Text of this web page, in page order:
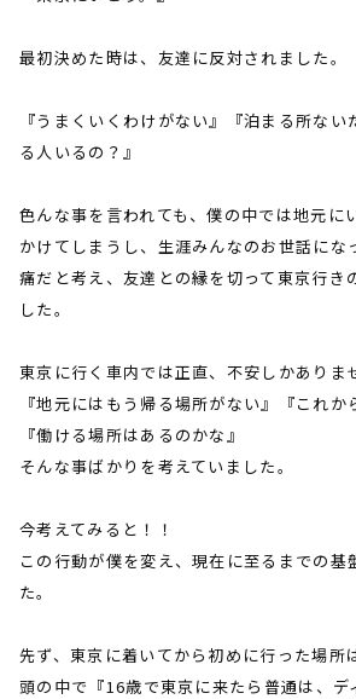
最初決めた時は、友達に反対されました。
『うまくいくわけがない』『泊まる所ない
る人いるの？』
色んな事を言われても、僕の中では地元に
かけてしまうし、生涯みんなのお世話にな
痛だと考え、友達との縁を切って東京行き
した。
東京に行く車内では正直、不安しかありま
『地元にはもう帰る場所がない』『これか
『働ける場所はあるのかな』
そんな事ばかりを考えていました。
今考えてみると！！
この行動が僕を変え、現在に至るまでの基
た。
先ず、東京に着いてから初めに行った場所
頭の中で『16歳で東京に来たら普通は、